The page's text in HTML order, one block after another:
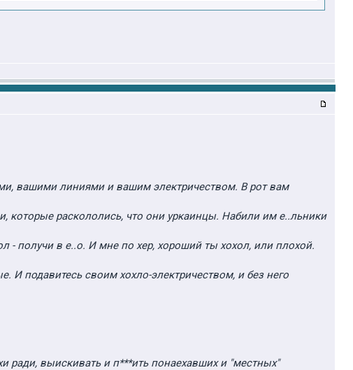
вашими линиями и вашим электричеством. В рот вам
которые раскололись, что они уркаинцы. Набили им е..льники
- получи в е..о. И мне по хер, хороший ты хохол, или плохой.
И подавитесь своим хохло-электричеством, и без него
ради, выискивать и п***ить понаехавших и "местных"